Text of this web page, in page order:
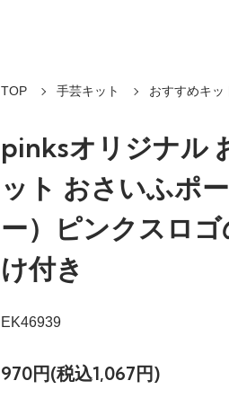
TOP 手芸キット おすすめキッ
pinksオリジナル
ット おさいふポ
ー）ピンクスロ
け付き
EK46939
970円(税込1,067円)